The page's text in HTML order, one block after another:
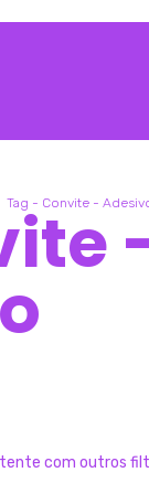
Tag - Convite -
tente com outros